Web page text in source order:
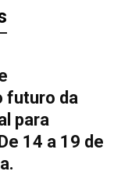
futuro da
para
14 a 19 de